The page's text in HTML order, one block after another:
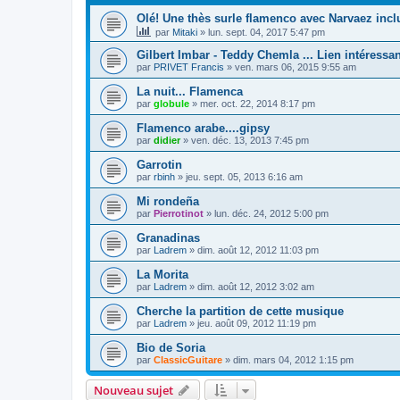
Olé! Une thès surle flamenco avec Narvaez
par Mitaki » lun. sept. 04, 2017 5:47 pm
Gilbert Imbar - Teddy Chemla ... Lien
par PRIVET Francis » ven. mars 06, 2015 9:55 am
La nuit... Flamenca
par globule » mer. oct. 22, 2014 8:17 pm
Flamenco arabe....gipsy
par didier» ven. déc. 13, 2013 7:45 pm
Garrotin
par rbinh » jeu. sept. 05, 2013 6:16 am
Mi rondeña
par Pierrotinot » lun. déc. 24, 2012 5:00 pm
Granadinas
par Ladrem » dim. août 12, 2012 11:03 pm
La Morita
par Ladrem » dim. août 12, 2012 3:02 am
Cherche la partition de cette musique
par Ladrem » jeu. août 09, 2012 11:19 pm
Bio de Soria
par ClassicGuitare » dim. mars 04, 2012 1:15 pm
Nouveau sujet